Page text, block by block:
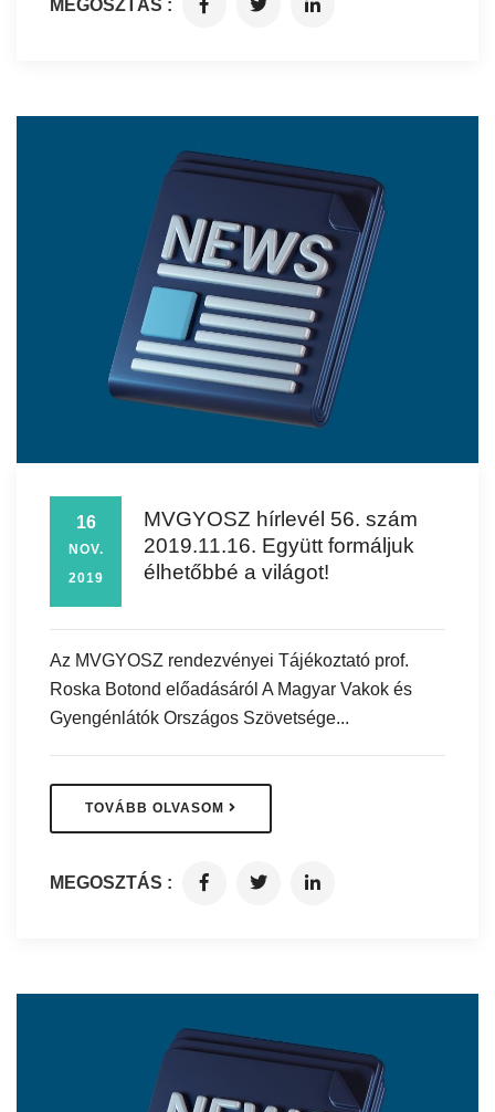
MEGOSZTÁS :
16
NOV.
2019
MVGYOSZ hírlevél 56. szám
2019.11.16. Együtt formáljuk
élhetőbbé a világot!
Az MVGYOSZ rendezvényei Tájékoztató prof.
Roska Botond előadásáról A Magyar Vakok és
Gyengénlátók Országos Szövetsége...
TOVÁBB OLVASOM
MEGOSZTÁS :